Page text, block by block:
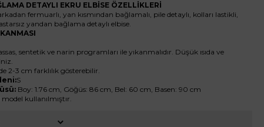
DETAYLI EKRU ELBİSE ÖZELLİKLERİ
fermuarlı, yan kısmından bağlamalı, pile detaylı, kolları lastikli,
yandan bağlama detaylı elbise.
sentetik ve narin programları ile yıkanmalıdır. Düşük ısıda ve
2-3 cm farklılık gösterebilir.
S
Boy: 1.76 cm, Göğüs: 86 cm, Bel: 60 cm, Basen: 90 cm
kullanılmıştır.